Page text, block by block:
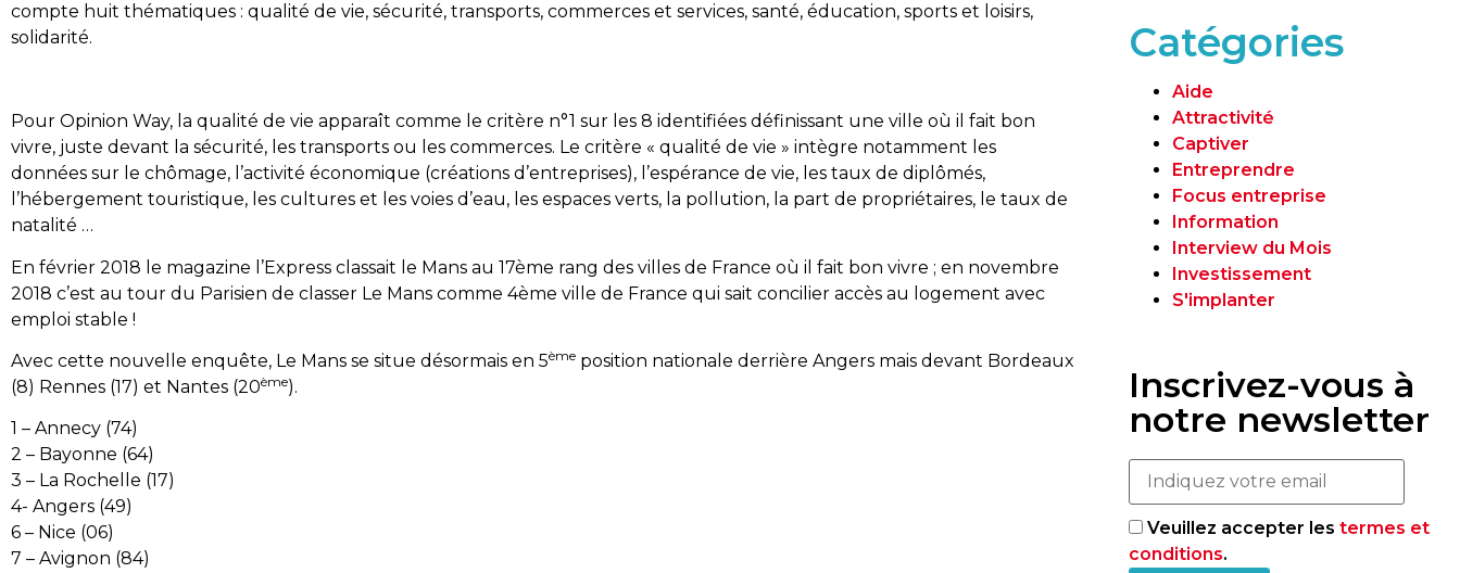
compte huit thématiques : qualité de vie, sécurité, transports, commerces et services, santé, éducation, sports et loisirs,
solidarité.
Pour Opinion Way, la qualité de vie apparaît comme le critère n°1 sur les 8 identifiées définissant une ville où il fait bon
vivre, juste devant la sécurité, les transports ou les commerces. Le critère « qualité de vie » intègre notamment les
données sur le chômage, l’activité économique (créations d’entreprises), l’espérance de vie, les taux de diplômés,
l’hébergement touristique, les cultures et les voies d’eau, les espaces verts, la pollution, la part de propriétaires, le taux de
natalité …
En février 2018 le magazine l’Express classait le Mans au 17ème rang des villes de France où il fait bon vivre ; en novembre
2018 c’est au tour du Parisien de classer Le Mans comme 4ème ville de France qui sait concilier accès au logement avec
emploi stable !
Avec cette nouvelle enquête, Le Mans se situe désormais en 5ème position nationale derrière Angers mais devant Bordeaux
(8) Rennes (17) et Nantes (20ème).
1 – Annecy (74)
2 – Bayonne (64)
3 – La Rochelle (17)
4- Angers (49)
6 – Nice (06)
7 – Avignon (84)
Catégories
Aide
Attractivité
Captiver
Entreprendre
Focus entreprise
Information
Interview du Mois
Investissement
S'implanter
Inscrivez-vous à
notre newsletter
Veuillez accepter lestermes et
conditions.